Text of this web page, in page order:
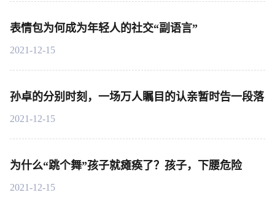
表情包为何成为年轻人的社交“副语言”
2021-12-15
孙卓的分别时刻，一场万人瞩目的认亲暂时告一段落
2021-12-15
为什么“跳个舞”孩子就瘫痪了？孩子，下腰危险
2021-12-15